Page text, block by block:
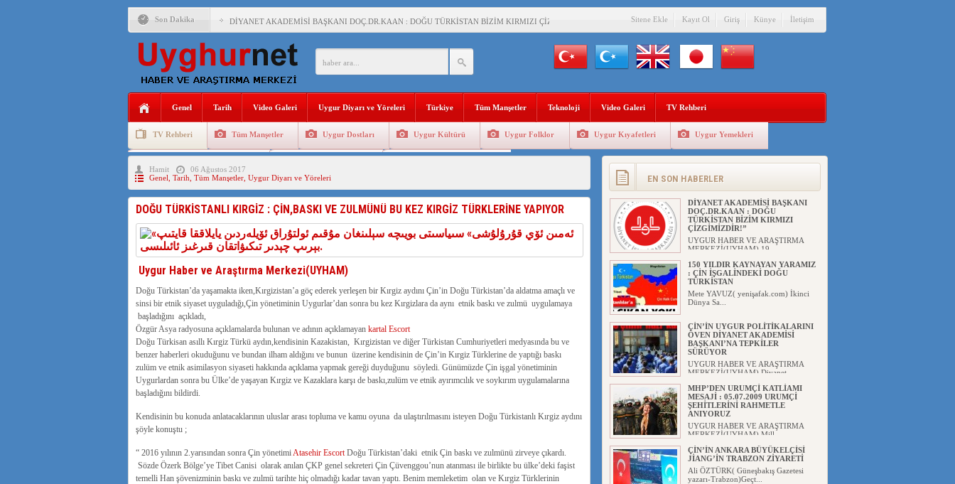
Son Dakika DİYANET AKADEMİSİ BAŞKANI DOÇ.DR.KAAN : DOĞU TÜRKİSTAN BİZİM KIRMIZI ÇİZGİMİZDİR!”
150 YILDIR KAYNAYAN YARAMIZ : ÇİN İŞGALİNDEKİ DOĞU TÜRKİSTAN
ÇİN’İN UYGUR POLİTİKALARINI ÖVEN DİYANET AKADEMİSİ BAŞKANI’NA TEPKİLER SÜRÜYOR
MHP’DEN URUMÇİ KATLİAMI MESAJİ : 05.07.2009 URUMÇİ ŞEHİTLERİNİ RAHMETLE ANIYORUZ
ÇİN’İN ANKARA BÜYÜKELÇİSİ JİANG’İN TRABZON ZİYARETİ
SAADET PARTİSİ İLÇE BAŞKANI : TEMMUZ AYI,DOĞU TÜRKİSTAN İÇİN KATLİAM AYI DEĞİLDİR !
İŞGALCİ ÇİN,DOĞU TÜRKİSTAN’DA EN AZ 143 BİN UYGUR ÇOCUĞU AİLELERİNDEN KOPARDI
AZİZANA KAŞGAR : IŞIKLAR ALTINDA BİR VİTRİN Mİ, SUSTURULMUŞBER HAFİZA Mİ?
Sitene Ekle Kayıt Ol Giriş Künye İletişim
Genel Tarih Video Galeri Uygur Diyarı ve Yöreleri Türkiye Tüm Manşetler Teknoloji Video Galeri TV Rehberi
TV Rehberi Tüm Manşetler Uygur Dostları Uygur Kültürü Uygur Folklor Uygur Kıyafetleri Uygur Yemekleri
Uygurlarda Düğün ve Cenaze
Hamit
06 Ağustos 2017
Genel Tarih Tüm Manşetler, Uygur Diyarı ve Yöreleri
DOĞU TÜRKİSTANLI KIRGİZ : ÇİN,BASKI VE ZULMÜNÜ BU KEZ KIRGİZ TÜRKLERİNE YAPIYOR
Uygur Haber ve Araştırma Merkezi(UYHAM)
Doğu Türkistan’da yaşamakta iken,Kırgizistan’a göç ederek yerleşen bir Kırgiz aydını Çin’in Doğu Türkistan’da aldatma amaçlı ve
sinsi bir etnik siyaset uyguladığı,Çin yönetiminin Uygurlar’dan sonra bu kez Kırgizlara da aynı etnik baskı ve zulmü uygulamaya
başladığını açıkladı,
Özgür Asya radyosuna açıklamalarda bulunan ve adının açıklamayan kartal Escort
Doğu Türkisan asıllı Kırgiz Türkü aydın,kendisinin Kazakistan, Kırgizistan ve diğer Türkistan Cumhuriyetleri medyasında bu ve
benzer haberleri okuduğunu ve bundan ilham aldığını ve bunun üzerine kendisinin de Çin’in Kırgiz Türklerine de yaptığı baskı
zulüm ve etnik asimilasyon siyaseti hakkında açıklama yapmak gereği duyduğunu söyledi. Günümüzde Çin işgal yönetiminin
Uygurlardan sonra bu Ülke’de yaşayan Kırgiz ve Kazaklara karşı de baskı,zulüm ve etnik ayırımcılık ve soykırım uygulamalarına
başladığını bildirdi.
Kendisinin bu konuda anlatacaklarının uluslar arası topluma ve kamu oyuna da ulaştırılmasını isteyen Doğu Türkistanlı Kırgiz aydını
şöyle konuştu ;
“ 2016 yılının 2.yarısından sonra Çin yönetimiAtasehir EscortDoğu Türkistan’daki etnik Çin baskı ve zulmünü zirveye çıkardı.
Sözde Özerk Bölge’ye Tibet Canisi olarak anılan ÇKP genel sekreteri Çin Çüvenggou’nun atanması ile birlikte bu ülke’deki faşist
temelli Han şövenizminin baskı ve zulmü tarihte hiç olmadığı kadar tavan yaptı. Benim memleketim olan ve Kırgiz Türklerinin
EN SON HABERLER
DİYANET AKADEMİSİ BAŞKANI
DOÇ.DR.KAAN : DOĞU
TÜRKİSTAN BİZİM KIRMIZI
ÇİZGİMİZDİR!”
UYGUR HABER VE ARAŞTIRMA
MERKEZİ(UYHAM) 19...
150 YILDIR KAYNAYAN YARAMIZ
: ÇİN İŞGALİNDEKİ DOĞU
TÜRKİSTAN
Mete YAVUZ( yenişafak.com) İkinci
Dünya Sa...
ÇİN’İN UYGUR POLİTİKALARINI
ÖVEN DİYANET AKADEMİSİ
BAŞKANI’NA TEPKİLER
SÜRÜYOR
UYGUR HABER VE ARAŞTIRMA
MERKEZİ(UYHAM) Diyanet
MHP’DEN URUMÇİ KATLİAMI
MESAJİ : 05.07.2009 URUMÇİ
ŞEHİTLERİNİ RAHMETLE
ANIYORUZ
UYGUR HABER VE ARAŞTIRMA
MERKEZİ(UYHAM) Mill...
ÇİN’İN ANKARA BÜYÜKELÇİSİ
JİANG’İN TRABZON ZİYARETİ
Ali ÖZTÜRK( Güneşbakış Gazetesi
yazarı-Trabzon)Geçt...